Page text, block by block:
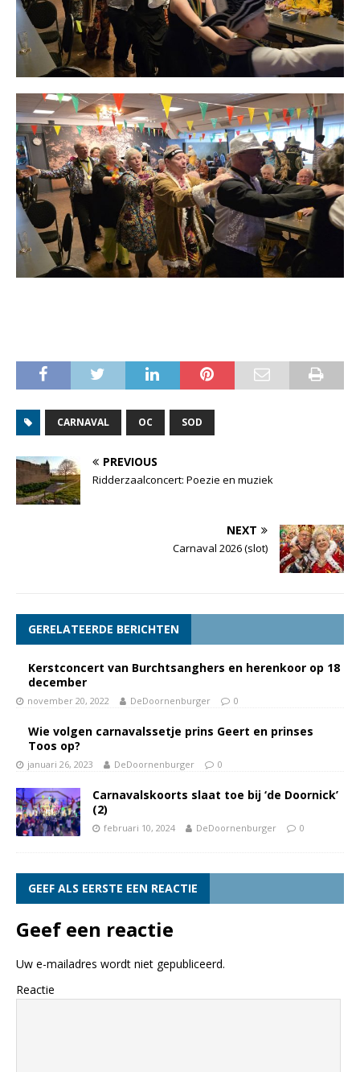
CARNAVAL OC SOD
PREVIOUS
Ridderzaalconcert: Poezie en muziek
NEXT
Carnaval 2026 (slot)
GERELATEERDE BERICHTEN
Kerstconcert van Burchtsanghers en herenkoor op 18
december
november 20, 2022 DeDoornenburger 0
Wie volgen carnavalssetje prins Geert en prinses
Toos op?
januari 26, 2023 DeDoornenburger 0
Carnavalskoorts slaat toe bij ‘de Doornick’
(2)
februari 10, 2024 DeDoornenburger 0
GEEF ALS EERSTE EEN REACTIE
Geef een reactie
Uw e-mailadres wordt niet gepubliceerd.
Reactie